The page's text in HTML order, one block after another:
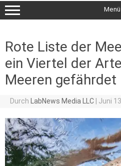
Menü
Rote Liste der
ein Viertel der
Meeren gefährdet
Durch LabNews Media LLC Juni